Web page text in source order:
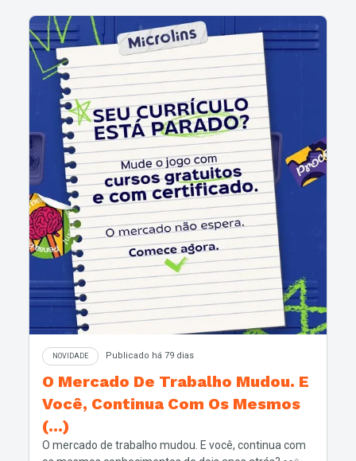
NOVIDADE Publicado há 79 dias
O Mercado De Trabalho Mudou. E
Você, Continua Com Os Mesmos
(...)
O mercado de trabalho mudou. E você, continua com